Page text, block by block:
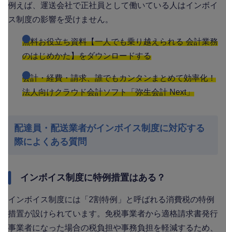
例えば、運送会社で正社員として働いている人はインボイ
ス制度の影響を受けません。
無料お役立ち資料【一人でも乗り越えられる 会計業務
のはじめかた】をダウンロードする
会計・経費・請求、誰でもカンタンまとめて効率化！
法人向けクラウド会計ソフト「弥生会計 Next」
配達員・配送業者がインボイス制度に対応する
際によくある質問
インボイス制度に特例措置はある？
インボイス制度には「2割特例」と呼ばれる消費税の特例
措置が設けられています。免税事業者から適格請求書発行
事業者になった場合の税負担や事務負担を軽減するため、